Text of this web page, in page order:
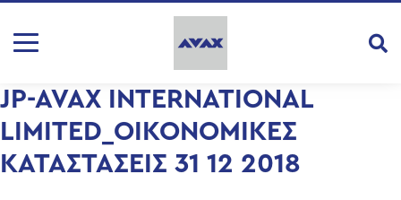
JP-AVAX INTERNATIONAL
LIMITED_OIKONOMIKEΣ
ΚΑΤΑΣΤΑΣΕΙΣ 31 12 2018